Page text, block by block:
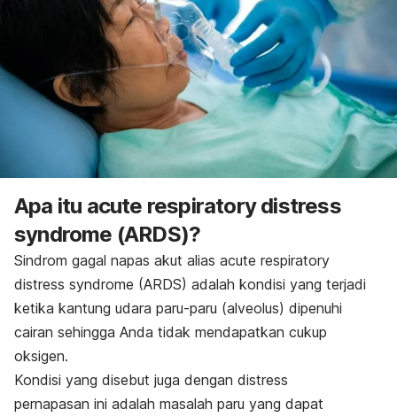
Apa itu acute respiratory distress
syndrome (ARDS)?
Sindrom gagal napas akut alias acute respiratory
distress syndrome (ARDS) adalah kondisi yang terjadi
ketika kantung udara paru-paru (alveolus) dipenuhi
cairan sehingga Anda tidak mendapatkan cukup
oksigen.
Kondisi yang disebut juga dengan distress
pernapasan ini adalah masalah paru yang dapat